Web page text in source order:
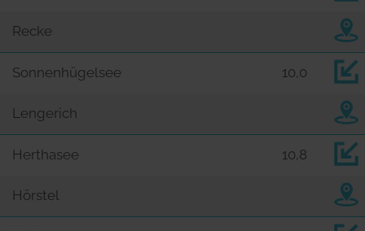
Recke
Sonnenhügelsee 10,0
Lengerich
Herthasee 10,8
Hörstel